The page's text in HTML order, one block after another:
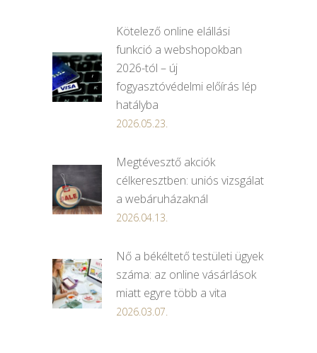
Kötelező online elállási
funkció a webshopokban
2026-tól – új
fogyasztóvédelmi előírás lép
hatályba
2026.05.23.
Megtévesztő akciók
célkeresztben: uniós vizsgálat
a webáruházaknál
2026.04.13.
Nő a békéltető testületi ügyek
száma: az online vásárlások
miatt egyre több a vita
2026.03.07.